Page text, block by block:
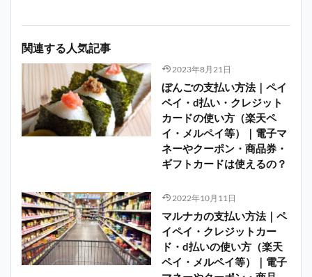
関連する人気記事
2023年8月21日
ぼんごの支払い方法｜ペイ
ペイ・d払い・クレジット
カードの使い方（楽天ペ
イ・メルペイ等）｜電子マ
ネーやクーポン・商品券・
ギフトカードは使えるの？
2022年10月11日
マルナカの支払い方法｜ペ
イペイ・クレジットカー
ド・d払いの使い方（楽天
ペイ・メルペイ等）｜電子